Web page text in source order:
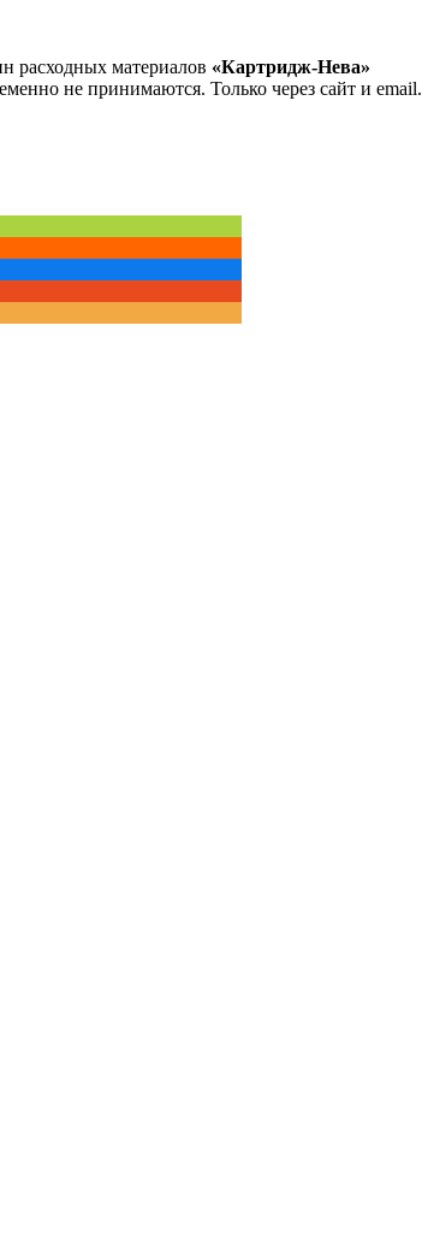
расходных материалов «Картридж-Нева»
не принимаются. Только через сайт и email.